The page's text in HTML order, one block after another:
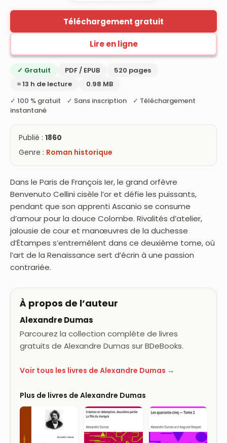
Téléchargement gratuit
Lire en ligne
✓ Gratuit PDF / EPUB
520 pages
≈ 13 h de lecture
0.98 MB
✓ 100 % gratuit ✓ Sans inscription ✓ Téléchargement
instantané
Publié : 1860
Genre : Roman historique
Dans le Paris de François Ier, le grand orfèvre
Benvenuto Cellini cisèle l’or et défie les puissants,
pendant que son apprenti Ascanio se consume
d’amour pour la douce Colombe. Rivalités d’atelier,
jalousie de cour et manœuvres de la duchesse
d’Étampes s’entremêlent dans ce deuxième tome, où
l’art de la Renaissance sert d’écrin à une passion
contrariée.
À propos de l’auteur
Alexandre Dumas
Parcourez la collection complète de livres
gratuits de Alexandre Dumas sur BDeBooks.
Voir tous les livres de Alexandre Dumas →
Plus de livres de Alexandre Dumas